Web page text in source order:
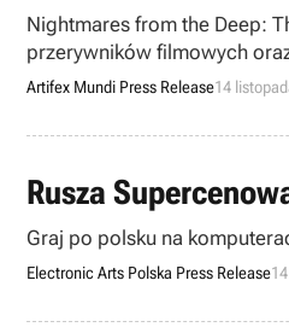
Nightmares from the Deep: The Siren`s Call w wersji na Windows Phone 8 i Windows 8 zawiera: dodatkową przygodę, grafiki koncepcyjne, możliwość objerzenia wszystkich
Artifex Mundi Press Release14
Rusza
Graj po polsku na
Electronic Arts Polska Press Release